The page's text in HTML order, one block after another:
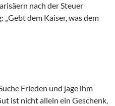
nach der Steuer
„Gebt dem Kaiser, was dem
Frieden und jage ihm
ist nicht allein ein Geschenk,